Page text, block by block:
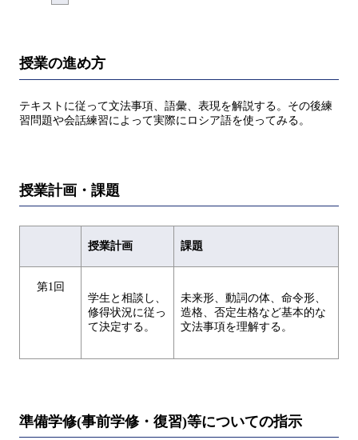
授業の進め方
テキストに従って文法事項、語彙、表現を解説する。その後練
習問題や会話練習によって実際にロシア語を使ってみる。
授業計画・課題
授業計画 課題
第1回
学生と相談し、
修得状況に従っ
て決定する。
未来形、動詞の体、命令形、
造格、否定生格など基本的な
文法事項を理解する。
準備学修(事前学修・復習)等についての指示